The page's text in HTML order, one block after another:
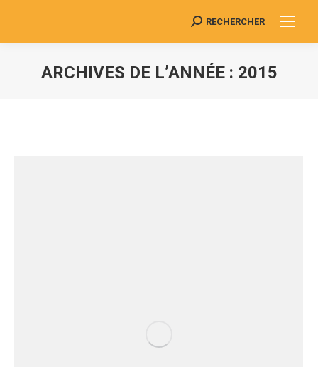
Search:
RECHERCHER
ARCHIVES DE L’ANNÉE : 2015